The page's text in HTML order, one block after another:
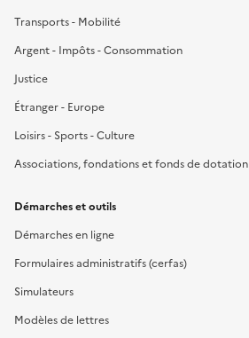
Transports - Mobilité
Argent - Impôts - Consommation
Justice
Étranger - Europe
Loisirs - Sports - Culture
Associations, fondations et fonds de dotation
Démarches et outils
Démarches en ligne
Formulaires administratifs (cerfas)
Simulateurs
Modèles de lettres